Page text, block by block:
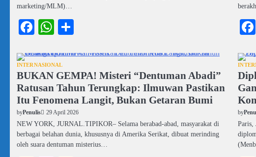
marketing/MLM)…
Facebook
WhatsApp
INTERNASIONAL
BUKAN GEMPA! Misteri “Dentuman Abadi”
Ratusan Tahun Terungkap: Ilmuwan Pastikan
Itu Fenomena Langit, Bukan Getaran Bumi
byPenulis 29 April 2026
NEW YORK, JURNAL.TIPIKOR– Selama berabad-abad, masyarakat di
berbagai belahan dunia, khususnya di Amerika Serikat, dibuat merinding
oleh suara dentuman misterius…
by
Paris,